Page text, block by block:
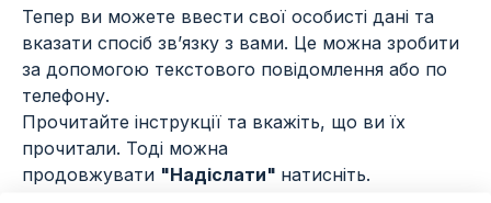
Тепер ви можете ввести свої особисті дані та
вказати спосіб зв’язку з вами. Це можна зробити
за допомогою текстового повідомлення або по
телефону.
Прочитайте інструкції та вкажіть, що ви їх
прочитали. Тоді можна
продовжувати "Надіслати" натисніть.